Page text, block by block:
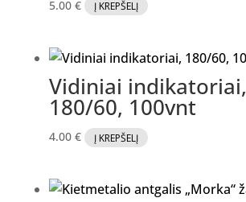
5.00 € Į KREPŠELĮ
Vidiniai indikatoriai,
180/60, 100vnt
4.00 € Į KREPŠELĮ